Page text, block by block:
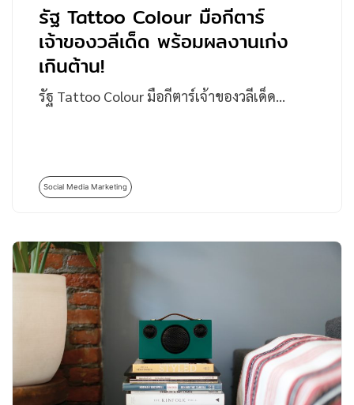
รัฐ Tattoo Colour มือกีตาร์
เจ้าของวลีเด็ด พร้อมผลงานเก่ง
เกินต้าน!
รัฐ Tattoo Colour มือกีตาร์เจ้าของวลีเด็ด…
Social Media Marketing